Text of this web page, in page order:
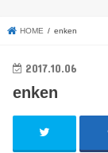
HOME enken
2017.10.06
enken